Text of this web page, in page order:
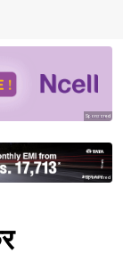
Sponsored
Sponsored